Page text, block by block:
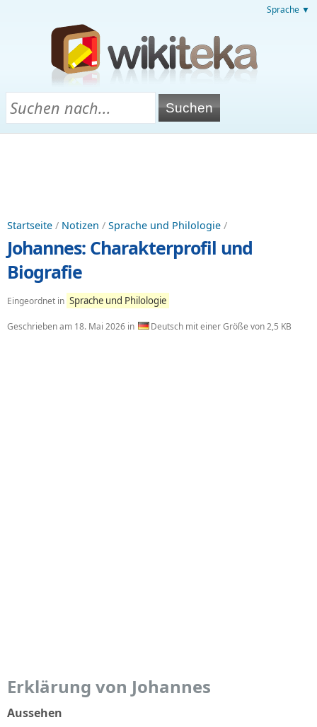
Sprache ▼
Startseite / Notizen / Sprache und Philologie /
Johannes: Charakterprofil und
Biografie
Eingeordnet in Sprache und Philologie
Geschrieben am 18. Mai 2026 in Deutsch mit einer Größe von 2,5 KB
Erklärung von Johannes
Aussehen